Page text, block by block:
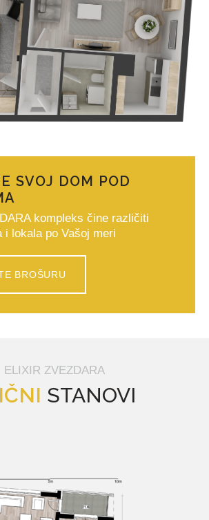
SVOJ DOM POD
kompleks čine različiti
i lokala po Vašoj meri
BROŠURU
ELIXIR ZVEZDARA
STANOVI